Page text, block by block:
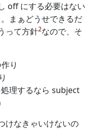
off にする必要はない
。まぁどうせできるだ
って方針2なので、そ
り
処理するなら subject
けなきゃいけないの